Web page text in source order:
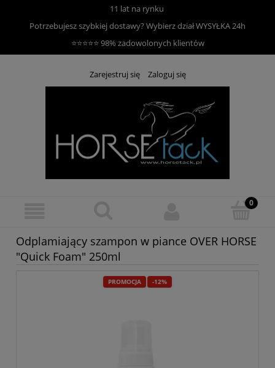
11 lat na rynku
Potrzebujesz szybkiej dostawy? Wybierz działWYSYŁKA 24h
⭐⭐⭐⭐⭐ 98% zadowolonych klientów
Zarejestruj się Zaloguj się
Odplamiający szampon w piance OVER HORSE
"Quick Foam" 250ml
PROMOCJA -12%